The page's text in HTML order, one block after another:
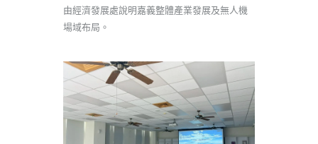
由經濟發展處說明嘉義整體產業發展及無人機
場域布局。